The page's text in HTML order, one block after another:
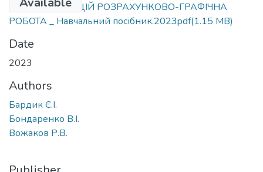
ЕЛЕКТРОСТАНЦІЙ РОЗРАХУНКОВО-ГРАФІЧНА
РОБОТА _ Навчальний посібник.2023pdf(1.15 MB)
Date
2023
Authors
Бардик Є.І.
Бондаренко В.І.
Вожаков Р.В.